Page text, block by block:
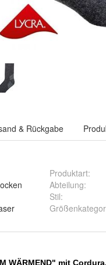
& Rückgabe
Produktart:
Abteilung:
Stil: